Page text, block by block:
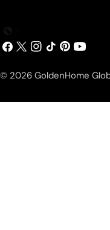
เฟส เอ็กซ์
ต
อิน
ตา
ติ๊ก พิน
อเรสต์
ยู
© 2026 GoldenHome